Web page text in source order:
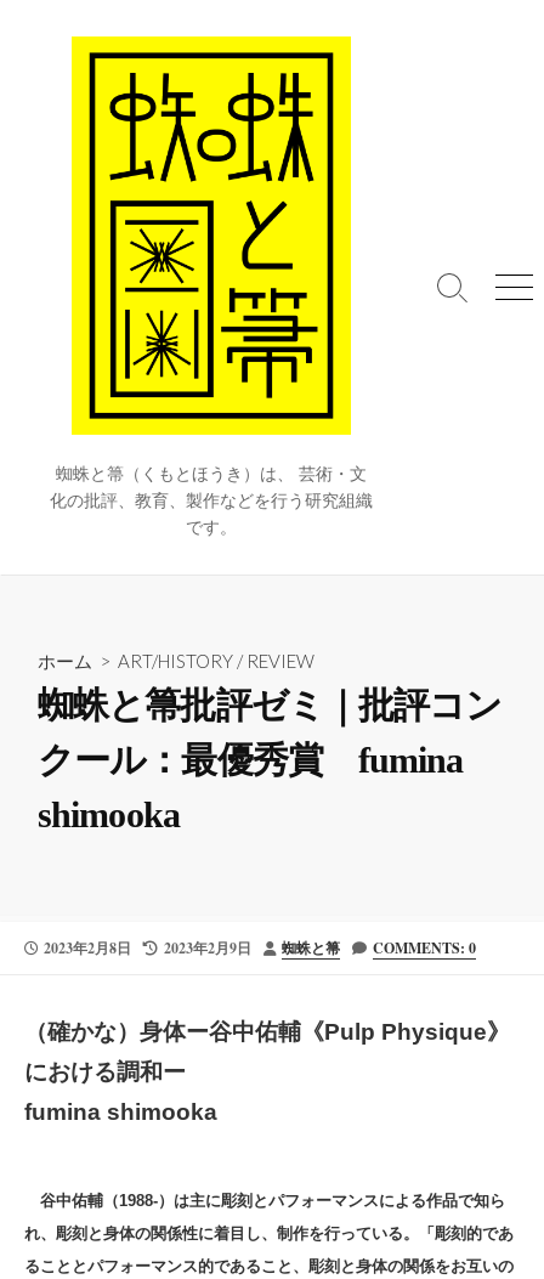
蜘蛛と箒（くもとほうき）は、 芸術・文
化の批評、教育、製作などを行う研究組織
です。
検
メ
ホーム > ART/HISTORY / REVIEW
蜘蛛と箒批評ゼミ｜批評コン
クール：最優秀賞 fumina
shimooka
公
2023年2月8日
最
新
日
2023年2月9日
投
蜘蛛と箒 COMMENTS: 0
（確かな）身体ー谷中佑輔《Pulp Physique》
における調和ー
fumina shimooka
谷中佑輔（1988-）は主に彫刻とパフォーマンスによる作品で知ら
れ、彫刻と身体の関係性に着目し、制作を行っている。「彫刻的であ
ることとパフォーマンス的であること、彫刻と身体の関係をお互いの